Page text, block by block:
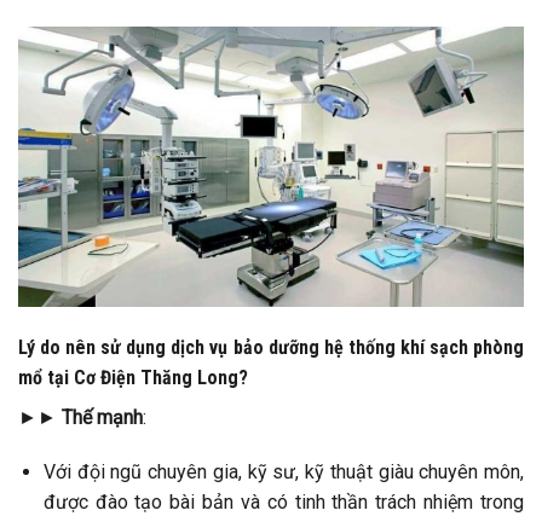
Lý do nên sử dụng dịch vụ bảo dưỡng hệ thống khí sạch phòng
mổ tại Cơ Điện Thăng Long?
►► Thế mạnh:
Với đội ngũ chuyên gia, kỹ sư, kỹ thuật giàu chuyên môn,
được đào tạo bài bản và có tinh thần trách nhiệm trong